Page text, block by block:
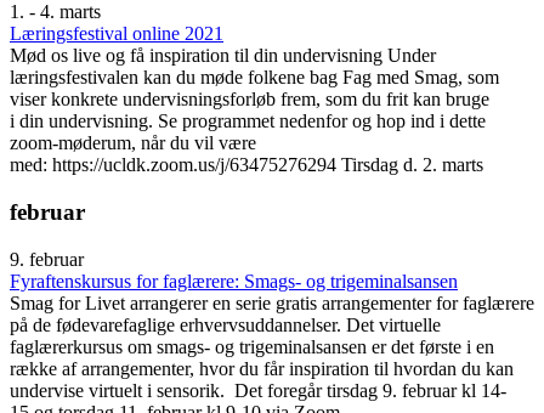
1. - 4. marts
Læringsfestival online 2021
Mød os live og få inspiration til din undervisning Under
læringsfestivalen kan du møde folkene bag Fag med Smag, som
viser konkrete undervisningsforløb frem, som du frit kan bruge
i din undervisning. Se programmet nedenfor og hop ind i dette
zoom-møderum, når du vil være
med: https://ucldk.zoom.us/j/63475276294 Tirsdag d. 2. marts
februar
9. februar
Fyraftenskursus for faglærere: Smags- og trigeminalsansen
Smag for Livet arrangerer en serie gratis arrangementer for faglærere
på de fødevarefaglige erhvervsuddannelser. Det virtuelle
faglærerkursus om smags- og trigeminalsansen er det første i en
række af arrangementer, hvor du får inspiration til hvordan du kan
undervise virtuelt i sensorik. Det foregår tirsdag 9. februar kl 14-